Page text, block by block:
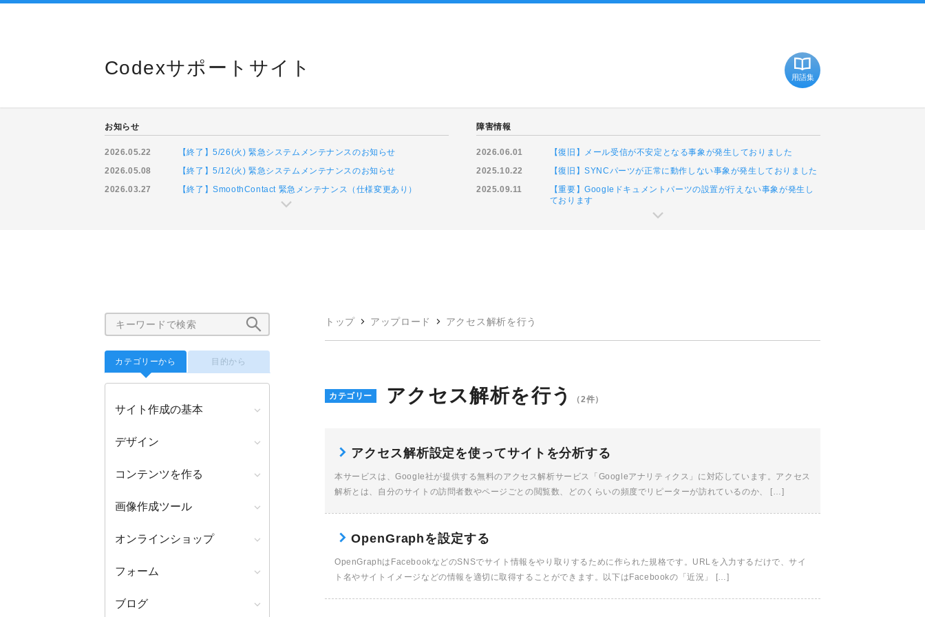
Codexサポートサイト 用語集
お知らせ
2026.05.22
【終了】5/26(火) 緊急システムメンテナンスのお知らせ
2026.05.08
【終了】5/12(火) 緊急システムメンテナンスのお知らせ
2026.03.27
【終了】SmoothContact 緊急メンテナンス（仕様変更あり）
障害情報
2026.06.01
【復旧】メール受信が不安定となる事象が発生しておりました
2025.10.22
【復旧】SYNCパーツが正常に動作しない事象が発生しておりました
2025.09.11
【重要】Googleドキュメントパーツの設置が行えない事象が発生し
ております
トップ アップロード アクセス解析を行う
カテゴリー アクセス解析を行う （2件）
アクセス解析設定を使ってサイトを分析する
本サービスは、Google社が提供する無料のアクセス解析サービス「Googleアナリティクス」に対応しています。アクセス
解析とは、自分のサイトの訪問者数やページごとの閲覧数、どのくらいの頻度でリピーターが訪れているのか、 […]
OpenGraphを設定する
OpenGraphはFacebookなどのSNSでサイト情報をやり取りするために作られた規格です。URLを入力するだけで、サイ
ト名やサイトイメージなどの情報を適切に取得することができます。以下はFacebookの「近況」 […]
カテゴリーから 目的から
サイト作成の基本
デザイン
コンテンツを作る
画像作成ツール
オンラインショップ
フォーム
ブログ